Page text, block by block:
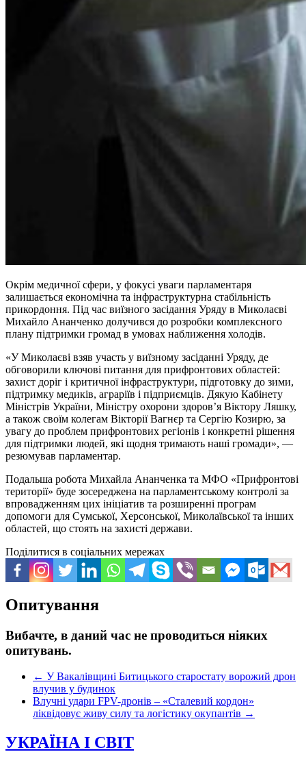
Окрім медичної сфери, у фокусі уваги парламентаря
залишається економічна та інфраструктурна стабільність
прикордоння. Під час виїзного засідання Уряду в Миколаєві
Михайло Ананченко долучився до розробки комплексного
плану підтримки громад в умовах наближення холодів.
«У Миколаєві взяв участь у виїзному засіданні Уряду, де
обговорили ключові питання для прифронтових областей:
захист доріг і критичної інфраструктури, підготовку до зими,
підтримку медиків, аграріїв і підприємців. Дякую Кабінету
Міністрів України, Міністру охорони здоров’я Віктору Ляшку,
а також своїм колегам Вікторії Вагнєр та Сергію Козирю, за
увагу до проблем прифронтових регіонів і конкретні рішення
для підтримки людей, які щодня тримають наші громади», —
резюмував парламентар.
Подальша робота Михайла Ананченка та МФО «Прифронтові
території» буде зосереджена на парламентському контролі за
впровадженням цих ініціатив та розширенні програм
допомоги для Сумської, Херсонської, Миколаївської та інших
областей, що стоять на захисті держави.
Поділитися в соціальних мережах
Опитування
Вибачте, в даний час не проводиться ніяких
опитувань.
← У Вакалівщині Битицького старостату ворожий дрон
влучив у будинок
Влучні удари FPV-дронів – «Сталевий кордон»
ліквідовує живу силу та логістику окупантів →
УКРАЇНА І СВІТ